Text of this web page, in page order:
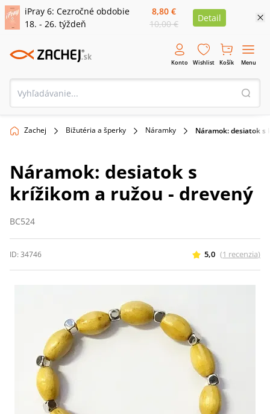
iPray 6: Cezročné obdobie
18. - 26. týždeň
8,80 €
10,00 €
Detail
Konto Wishlist Košík Menu
Zachej Bižutéria a šperky Náramky Náramok: desiatok s
Náramok: desiatok s
krížikom a ružou - drevený
BC524
ID: 34746 5,0 (1 recenzia)